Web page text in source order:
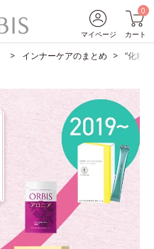
マイページ
0
カート
インナーケアのまとめ “化粧